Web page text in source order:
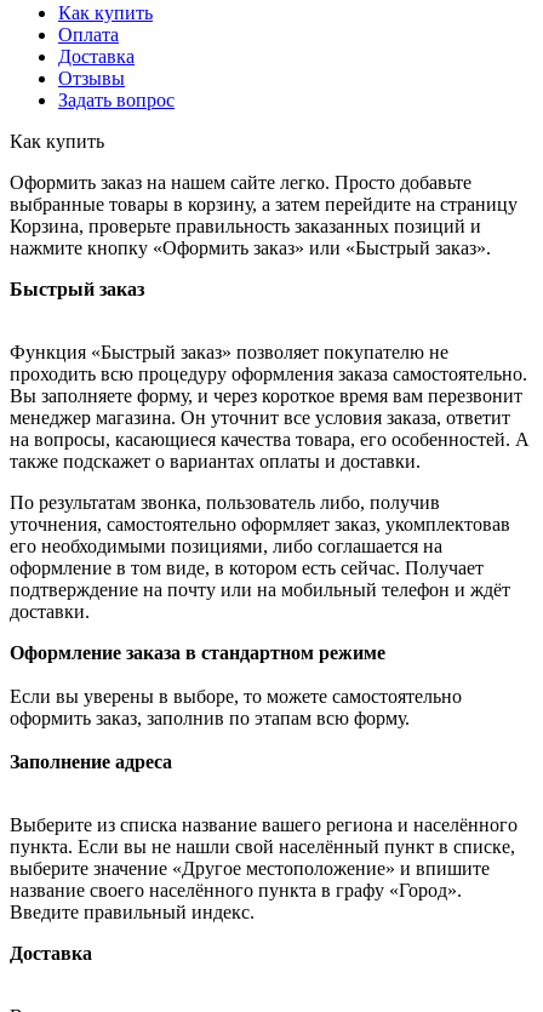
Как купить
Оплата
Доставка
Отзывы
Задать вопрос
Как купить
Оформить заказ на нашем сайте легко. Просто добавьте
выбранные товары в корзину, а затем перейдите на страницу
Корзина, проверьте правильность заказанных позиций и
нажмите кнопку «Оформить заказ» или «Быстрый заказ».
Быстрый заказ
Функция «Быстрый заказ» позволяет покупателю не
проходить всю процедуру оформления заказа самостоятельно.
Вы заполняете форму, и через короткое время вам перезвонит
менеджер магазина. Он уточнит все условия заказа, ответит
на вопросы, касающиеся качества товара, его особенностей. А
также подскажет о вариантах оплаты и доставки.
По результатам звонка, пользователь либо, получив
уточнения, самостоятельно оформляет заказ, укомплектовав
его необходимыми позициями, либо соглашается на
оформление в том виде, в котором есть сейчас. Получает
подтверждение на почту или на мобильный телефон и ждёт
доставки.
Оформление заказа в стандартном режиме
Если вы уверены в выборе, то можете самостоятельно
оформить заказ, заполнив по этапам всю форму.
Заполнение адреса
Выберите из списка название вашего региона и населённого
пункта. Если вы не нашли свой населённый пункт в списке,
выберите значение «Другое местоположение» и впишите
название своего населённого пункта в графу «Город».
Введите правильный индекс.
Доставка